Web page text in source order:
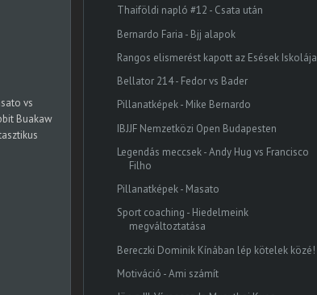
vs
Buakaw
Thaiföldi napló #12 - Csata után
Bernardo Faria - Bjj alapok
Rangos elismerést kapott az Esések Iskolája
Bellator 214 - Fedor vs Bader
Pillanatképek - Mike Bernardo
IBJJF Nemzetközi Open Budapesten
Legendás meccsek - Andy Hug vs Francisco
Filho
Pillanatképek - Masato
Sport coaching - Hiedelmeink
megváltoztatása
Bereczki Dominik Kínában lép kötelek közé!
Motiváció - Ami számít